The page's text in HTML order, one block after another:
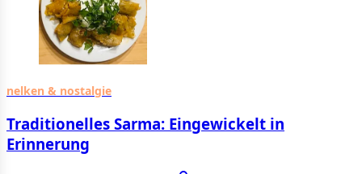
nelken & nostalgie
Traditionelles Sarma: Eingewickelt in
Erinnerung